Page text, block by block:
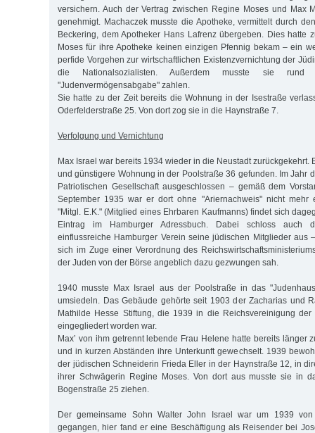
versichern. Auch der Vertrag zwischen Regine Moses und Max
genehmigt. Machaczek musste die Apotheke, vermittelt durch
Beckering, dem Apotheker Hans Lafrenz übergeben. Dies hatte
Moses für ihre Apotheke keinen einzigen Pfennig bekam – ein
perfide Vorgehen zur wirtschaftlichen Existenzvernichtung der
die Nationalsozialisten. Außerdem musste sie rund
"Judenvermögensabgabe" zahlen.
Sie hatte zu der Zeit bereits die Wohnung in der Isestraße
Oderfelderstraße 25. Von dort zog sie in die Haynstraße 7.
Verfolgung und Vernichtung
Max Israel war bereits 1934 wieder in die Neustadt zurückgekehrt.
und günstigere Wohnung in der Poolstraße 36 gefunden. Im Jahr
Patriotischen Gesellschaft ausgeschlossen – gemäß dem
September 1935 war er dort ohne "Ariernachweis" nicht mehr
"Mitgl. E.K." (Mitglied eines Ehrbaren Kaufmanns) findet sich
Eintrag im Hamburger Adressbuch. Dabei schloss auch
einflussreiche Hamburger Verein seine jüdischen Mitglieder aus
sich im Zuge einer Verordnung des
der Juden von der Börse angeblich dazu gezwungen sah.
1940 musste Max Israel aus der Poolstraße in das
umsiedeln. Das Gebäude gehörte seit 1903 der Zacharias und
Mathilde Hesse Stiftung, die 1939 in die Reichsvereinigung
eingegliedert worden war.
Max’ von ihm getrennt lebende Frau Helene hatte bereits länger
und in kurzen Abständen ihre Unterkunft gewechselt. 1939
der jüdischen Schneiderin Frieda Eller in der Haynstraße 12, in
ihrer Schwägerin Regine Moses. Von dort aus musste sie in
Bogenstraße 25 ziehen.
Der gemeinsame Sohn Walter John Israel war um 1939
gegangen, hier fand er eine Beschäftigung als Reisender bei